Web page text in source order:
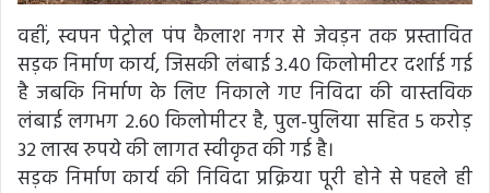
वहीं, स्वपन पेट्रोल पंप कैलाश नगर से जेवड़न तक प्रस्तावित
सड़क निर्माण कार्य, जिसकी लंबाई 3.40 किलोमीटर दर्शाई गई
है जबकि निर्माण के लिए निकाले गए निविदा की वास्तविक
लंबाई लगभग 2.60 किलोमीटर है, पुल-पुलिया सहित 5 करोड़
32 लाख रुपये की लागत स्वीकृत की गई है।
सड़क निर्माण कार्य की निविदा प्रक्रिया पूरी होने से पहले ही